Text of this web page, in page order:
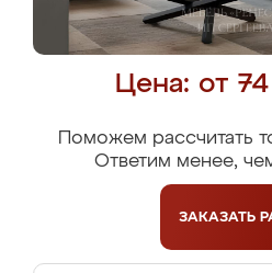
Цена: от
Поможем рассчитать
Ответим менее,
ЗАКАЗАТЬ